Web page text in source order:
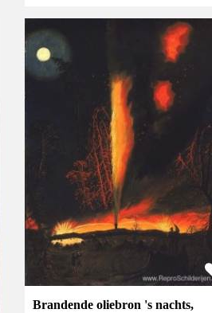
Brandende oliebron 's nachts,